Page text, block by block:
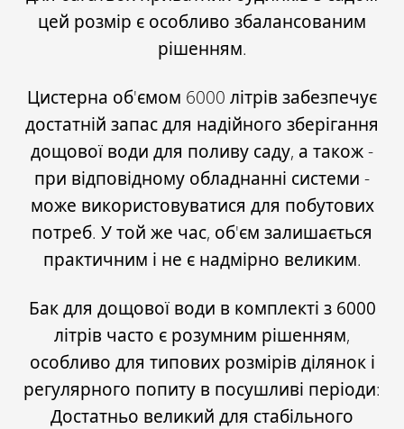
цей розмір є особливо збалансованим
рішенням.
Цистерна об'ємом 6000 літрів забезпечує
достатній запас для надійного зберігання
дощової води для поливу саду, а також -
при відповідному обладнанні системи -
може використовуватися для побутових
потреб. У той же час, об'єм залишається
практичним і не є надмірно великим.
Бак для дощової води в комплекті з 6000
літрів часто є розумним рішенням,
особливо для типових розмірів ділянок і
регулярного попиту в посушливі періоди:
Достатньо великий для стабільного